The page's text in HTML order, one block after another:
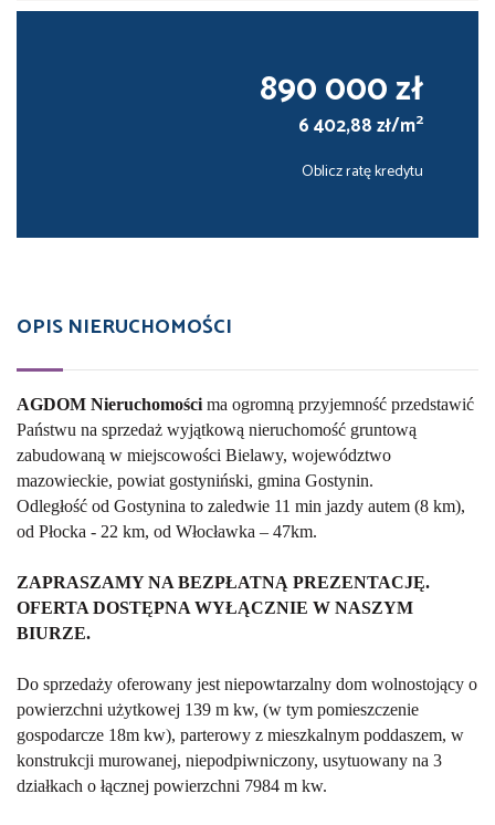
890 000 zł
6 402,88 zł/m2
Oblicz ratę kredytu
OPIS NIERUCHOMOŚCI
AGDOM Nieruchomości ma ogromną przyjemność przedstawić
Państwu na sprzedaż wyjątkową nieruchomość gruntową
zabudowaną w miejscowości Bielawy, województwo
mazowieckie, powiat gostyniński, gmina Gostynin.
Odległość od Gostynina to zaledwie 11 min jazdy autem (8 km),
od Płocka - 22 km, od Włocławka – 47km.
ZAPRASZAMY NA BEZPŁATNĄ PREZENTACJĘ.
OFERTA DOSTĘPNA WYŁĄCZNIE W NASZYM
BIURZE.
Do sprzedaży oferowany jest niepowtarzalny dom wolnostojący o
powierzchni użytkowej 139 m kw, (w tym pomieszczenie
gospodarcze 18m kw), parterowy z mieszkalnym poddaszem, w
konstrukcji murowanej, niepodpiwniczony, usytuowany na 3
działkach o łącznej powierzchni 7984 m kw.